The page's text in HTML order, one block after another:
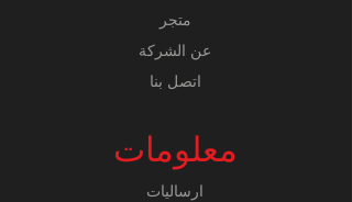
متجر
عن الشركة
اتصل بنا
معلومات
​ارساليات